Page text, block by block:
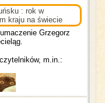
: rok w
kraju na świecie
Grzegorz
m.in.: